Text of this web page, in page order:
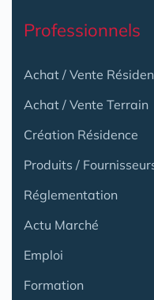
Professionnels
Achat / Vente
Achat / Vente Terrain
Création Résidence
Produits /
Réglementation
Actu Marché
Emploi
Formation